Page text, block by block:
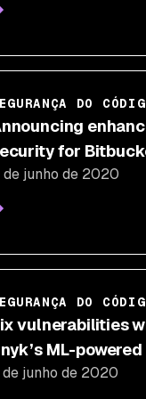
DO
for
junho de 2020
DO
vulnerabilities
ML-
junho de 2020